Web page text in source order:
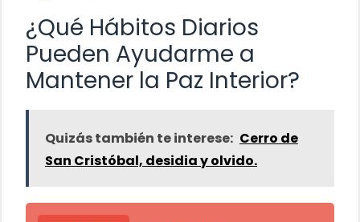
¿Qué Hábitos Diarios
Pueden Ayudarme a
Mantener la Paz Interior?
Quizás también te interese: Cerro de
San Cristóbal, desidia y olvido.